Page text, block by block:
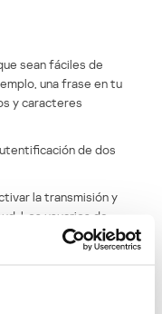
sean fáciles de
una frase en tu
y caracteres
de dos
la transmisión y
Los usuarios de
de seguridad de sus